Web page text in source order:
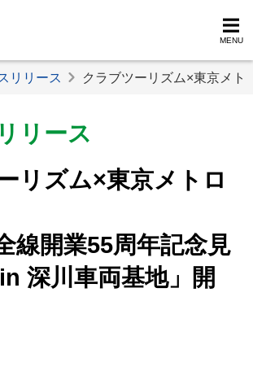
MENU
リリース クラブツーリズム×東京メト
リース
リズム×東京メトロ
線開業55周年記念見
深川車両基地」開